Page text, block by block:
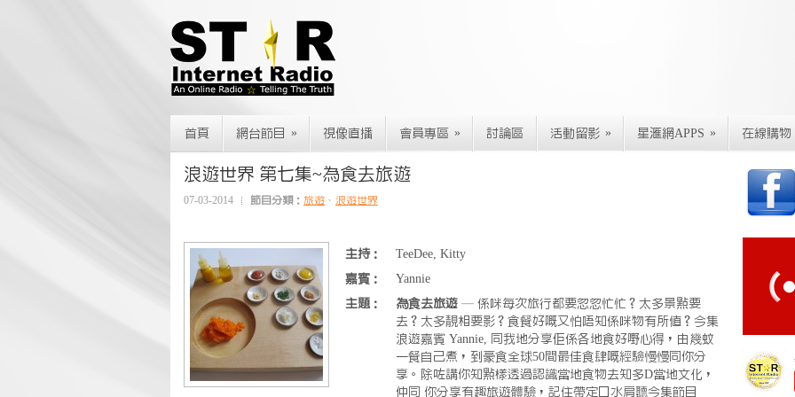
首頁 網台節目 » 視像直播 會員專區 » 討論區 活動留影 » 星滙網APPS » 在線購物
浪遊世界 第七集~為食去旅遊
07-03-2014 節目分類： 旅遊 、 浪遊世界
主持：
TeeDee, Kitty
嘉賓：
Yannie
主題：
為食去旅遊 — 係咪每次旅行都要忽忽忙忙？太多景㸃要
去？太多靚相要影？食餐好嘅又怕唔知係咪物有所值？今集
浪遊嘉賓 Yannie, 同我地分享佢係各地食好嘢心得，由幾蚊
一餐自己煮，到豪食全球50間最佳食肆嘅經驗慢慢同你分
享。除咗講你知㸃樣透過認識當地食物去知多D當地文化，
仲同 你分享有趣旅遊體驗，記住帶定口水肩聽今集節目